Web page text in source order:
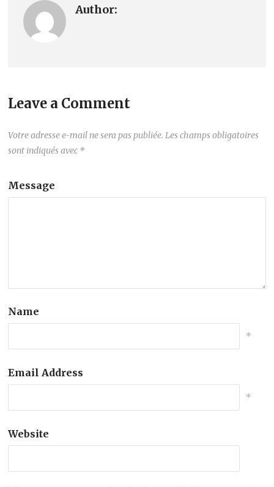
Author:
Leave a Comment
Votre adresse e-mail ne sera pas publiée. Les champs obligatoires
sont indiqués avec *
Message
Name
*
Email Address
*
Website